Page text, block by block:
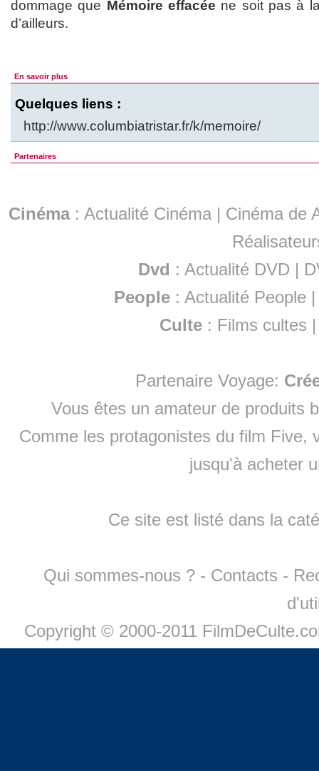
dommage que Mémoire effacée ne soit pas à
d’ailleurs.
En savoir plus
Quelques liens :
http://www.columbiatristar.fr/k/memoire/
Partenaires
Cinéma: Actualité Cinéma | Cinéma de
Dvd : Actualité DVD |
People :Actualité People
Culte : Films cultes
Partenaire Voyage:
Vous êtes un amateur de produits
Comme les protagonistes du film Five,
jusqu'à acheter
Ce site est listé dans la
Qui sommes-nous ? - Contacts -
Copyright © 2000-2011